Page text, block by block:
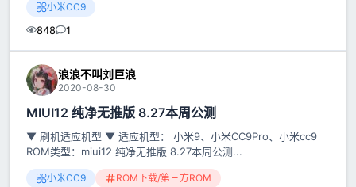
小米CC9
848 1
浪浪不叫刘巨浪
2020-08-30
MIUI12 纯净无推版 8.27本周公测
▼ 刷机适应机型 ▼ 适应机型： 小米9、小米CC9Pro、小米cc9
ROM类型：miui12 纯净无推版 8.27本周公测...
小米CC9 ROM下载/第三方ROM